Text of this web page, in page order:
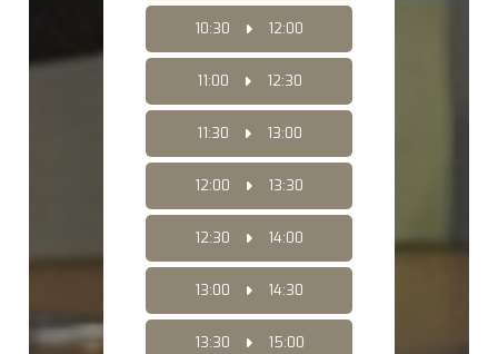
10:30 12:00
11:00 12:30
11:30 13:00
12:00 13:30
12:30 14:00
13:00 14:30
13:30 15:00